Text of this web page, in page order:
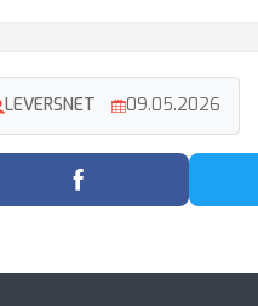
LEVERSNET 09.05.2026
Facebook'ta